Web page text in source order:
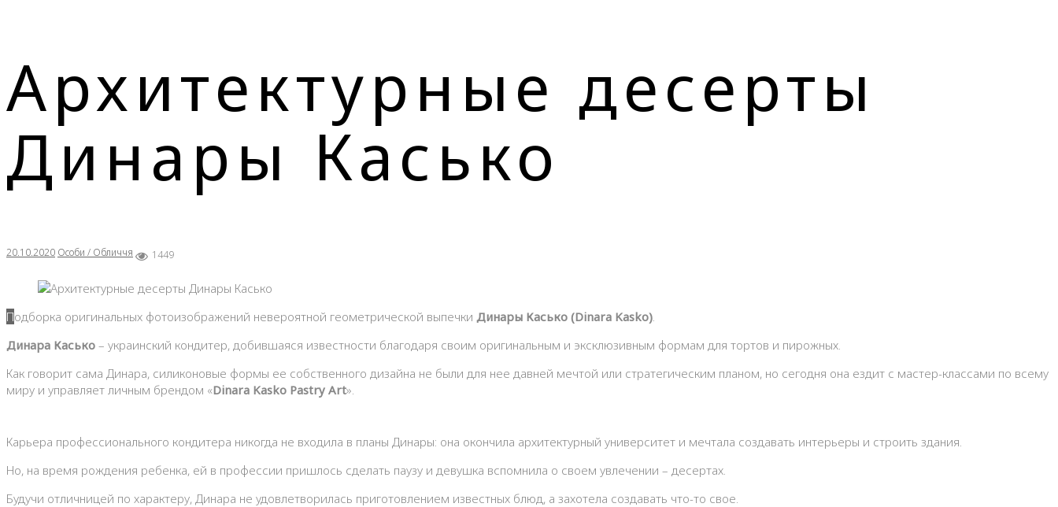
Архитектурные десерты
Динары Касько
20.10.2020 Особи / Обличчя 1449
Подборка оригинальных фотоизображений невероятной геометрической выпечки Динары Касько (Dinara Kasko)
Динара Касько – украинский кондитер, добившаяся известности благодаря своим оригинальным и эксклюзивным формам для тортов и пирожных.
Как говорит сама Динара, силиконовые формы ее собственного дизайна не были для нее давней мечтой или стратегическим планом, но сегодня она ездит с мастер-классами по всему
миру и управляет личным брендом «Dinara Kasko Pastry Art».
Карьера профессионального кондитера никогда не входила в планы Динары: она окончила архитектурный университет и мечтала создавать интерьеры и строить здания.
Но, на время рождения ребенка, ей в профессии пришлось сделать паузу и девушка вспомнила о своем увлечении – десертах.
Будучи отличницей по характеру, Динара не удовлетворилась приготовлением известных блюд, а захотела создавать что-то свое.